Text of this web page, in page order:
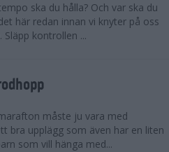
ska du hålla? Och var ska du
här redan innan vi knyter på oss
kontrollen ...
måste ju vara med
bra upplägg som även har en liten
som vill hänga med...